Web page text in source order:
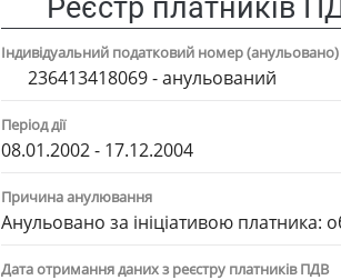
Реєстр платників
Індивідуальний податковий номер (анульовано)
236413418069 - анульований
Період дії
08.01.2002 - 17.12.2004
Причина анулювання
Анульовано за iнiцiативою платника:
Дата отримання даних з реєстру платників ПДВ